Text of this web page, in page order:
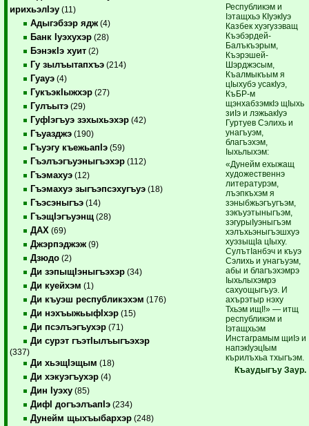
ирихьэлIэу (11)
Адыгэбзэр ядж (4)
Банк Iуэхухэр (28)
БэнэкIэ хуит (2)
Гу зылъытапхъэ (214)
Гуауэ (4)
ГукъэкIыжхэр (27)
Гулъытэ (29)
ГуфIэгъуэ зэхыхьэхэр (42)
Гъуазджэ (190)
Гъуэгу къежьапIэ (59)
Гъэлъэгъуэныгъэхэр (112)
Гъэмахуэ (12)
Гъэмахуэ зыгъэпсэхугъуэ (18)
Гъэсэныгъэ (14)
ГъэщIэгъуэнщ (28)
ДАХ (69)
Джэрпэджэж (9)
Дзюдо (2)
Ди зэпыщIэныгъэхэр (34)
Ди куейхэм (1)
Ди къуэш республикэхэм (176)
Ди нэхъыжьыфIхэр (15)
Ди псэлъэгъухэр (71)
Ди сурэт гъэтIылъыгъэхэр
(337)
Ди хьэщIэщым (18)
Ди хэкуэгъухэр (4)
Дин Iуэху (85)
ДифI догъэлъапIэ (234)
Дунейм щыхъыбархэр (248)
Республикэм и
Iэтащхьэ КIуэкIуэ
Казбек хуэгузэващ
Къэбэрдей-
Балъкъэрым,
Къэрэшей-
Шэрджэсым,
Къалмыкъым я
цIыхубэ усакIуэ,
КъБР-м
щэнхабзэмкIэ щIыхь
зиIэ и лэжьакIуэ
Гуртуев Сэлихь и
унагъуэм,
благъэхэм,
Iыхьлыхэм:
«Дунейм ехыжащ
художественнэ
литературэм,
лъэпкъхэм я
зэныбжьэгъугъэм,
зэкъуэтыныгъэм,
зэгурыIуэныгъэм
хэлъхьэныгъэшхуэ
хуэзыщIа цIыху.
СулътIанбэч и къуэ
Сэлихь и унагъуэм,
абы и благъэхэмрэ
Iыхьлыхэмрэ
сахуощыгъуэ. И
ахърэтыр нэху
Тхьэм ищI!» — итщ
республикэм и
Iэтащхьэм
Инстаграмым щиIэ и
напэкIуэцIым
кърилъхьа тхыгъэм.
Къаудыгъу Заур.